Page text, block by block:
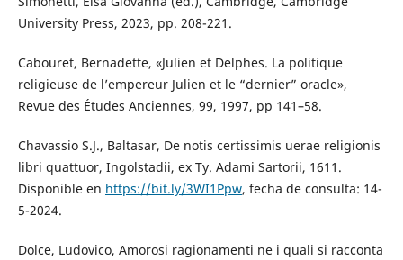
University Press, 2023, pp. 208-221.
Cabouret, Bernadette, «Julien et Delphes. La politique
religieuse de l’empereur Julien et le “dernier” oracle»,
Revue des Études Anciennes, 99, 1997, pp 141–58.
Chavassio S.J., Baltasar, De notis certissimis uerae religionis
libri quattuor, Ingolstadii, ex Ty. Adami Sartorii, 1611.
Disponible en https://bit.ly/3WI1Ppw, fecha de consulta: 14-
5-2024.
Dolce, Ludovico, Amorosi ragionamenti ne i quali si racconta